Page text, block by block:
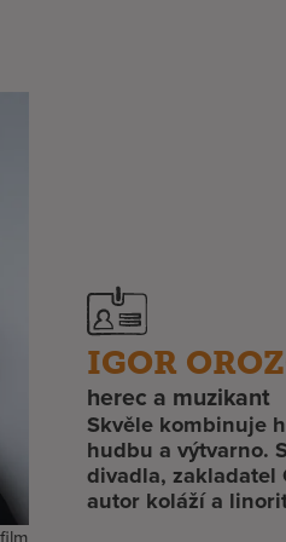
IGOR
herec a muzikant
Skvěle kombinuje
hudbu a výtvarno.
divadla, zakladatel
autor koláží a